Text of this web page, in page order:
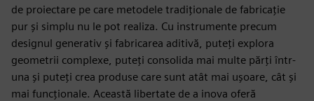
de proiectare pe care metodele tradiționale de fabricație
pur și simplu nu le pot realiza. Cu instrumente precum
designul generativ și fabricarea aditivă, puteți explora
geometrii complexe, puteți consolida mai multe părți într-
una și puteți crea produse care sunt atât mai ușoare, cât și
mai funcționale. Această libertate de a inova oferă